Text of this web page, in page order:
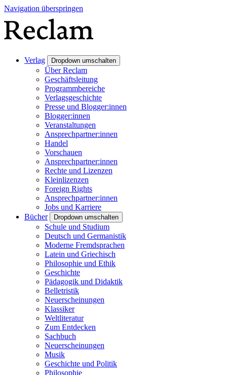
Navigation überspringen
Verlag Dropdown umschalten
Über Reclam
Geschäftsleitung
Programmbereiche
Verlagsgeschichte
Presse und Blogger:innen
Blogger:innen
Veranstaltungen
Ansprechpartner:innen
Handel
Vorschauen
Ansprechpartner:innen
Rechte und Lizenzen
Kleinlizenzen
Foreign Rights
Ansprechpartner:innen
Jobs und Karriere
Bücher
Dropdown umschalten
Schule und Studium
Deutsch und Germanistik
Moderne Fremdsprachen
Latein und Griechisch
Philosophie und Ethik
Geschichte
Pädagogik und Didaktik
Belletristik
Neuerscheinungen
Klassiker
Weltliteratur
Zum Entdecken
Sachbuch
Neuerscheinungen
Musik
Geschichte und Politik
Philosophie